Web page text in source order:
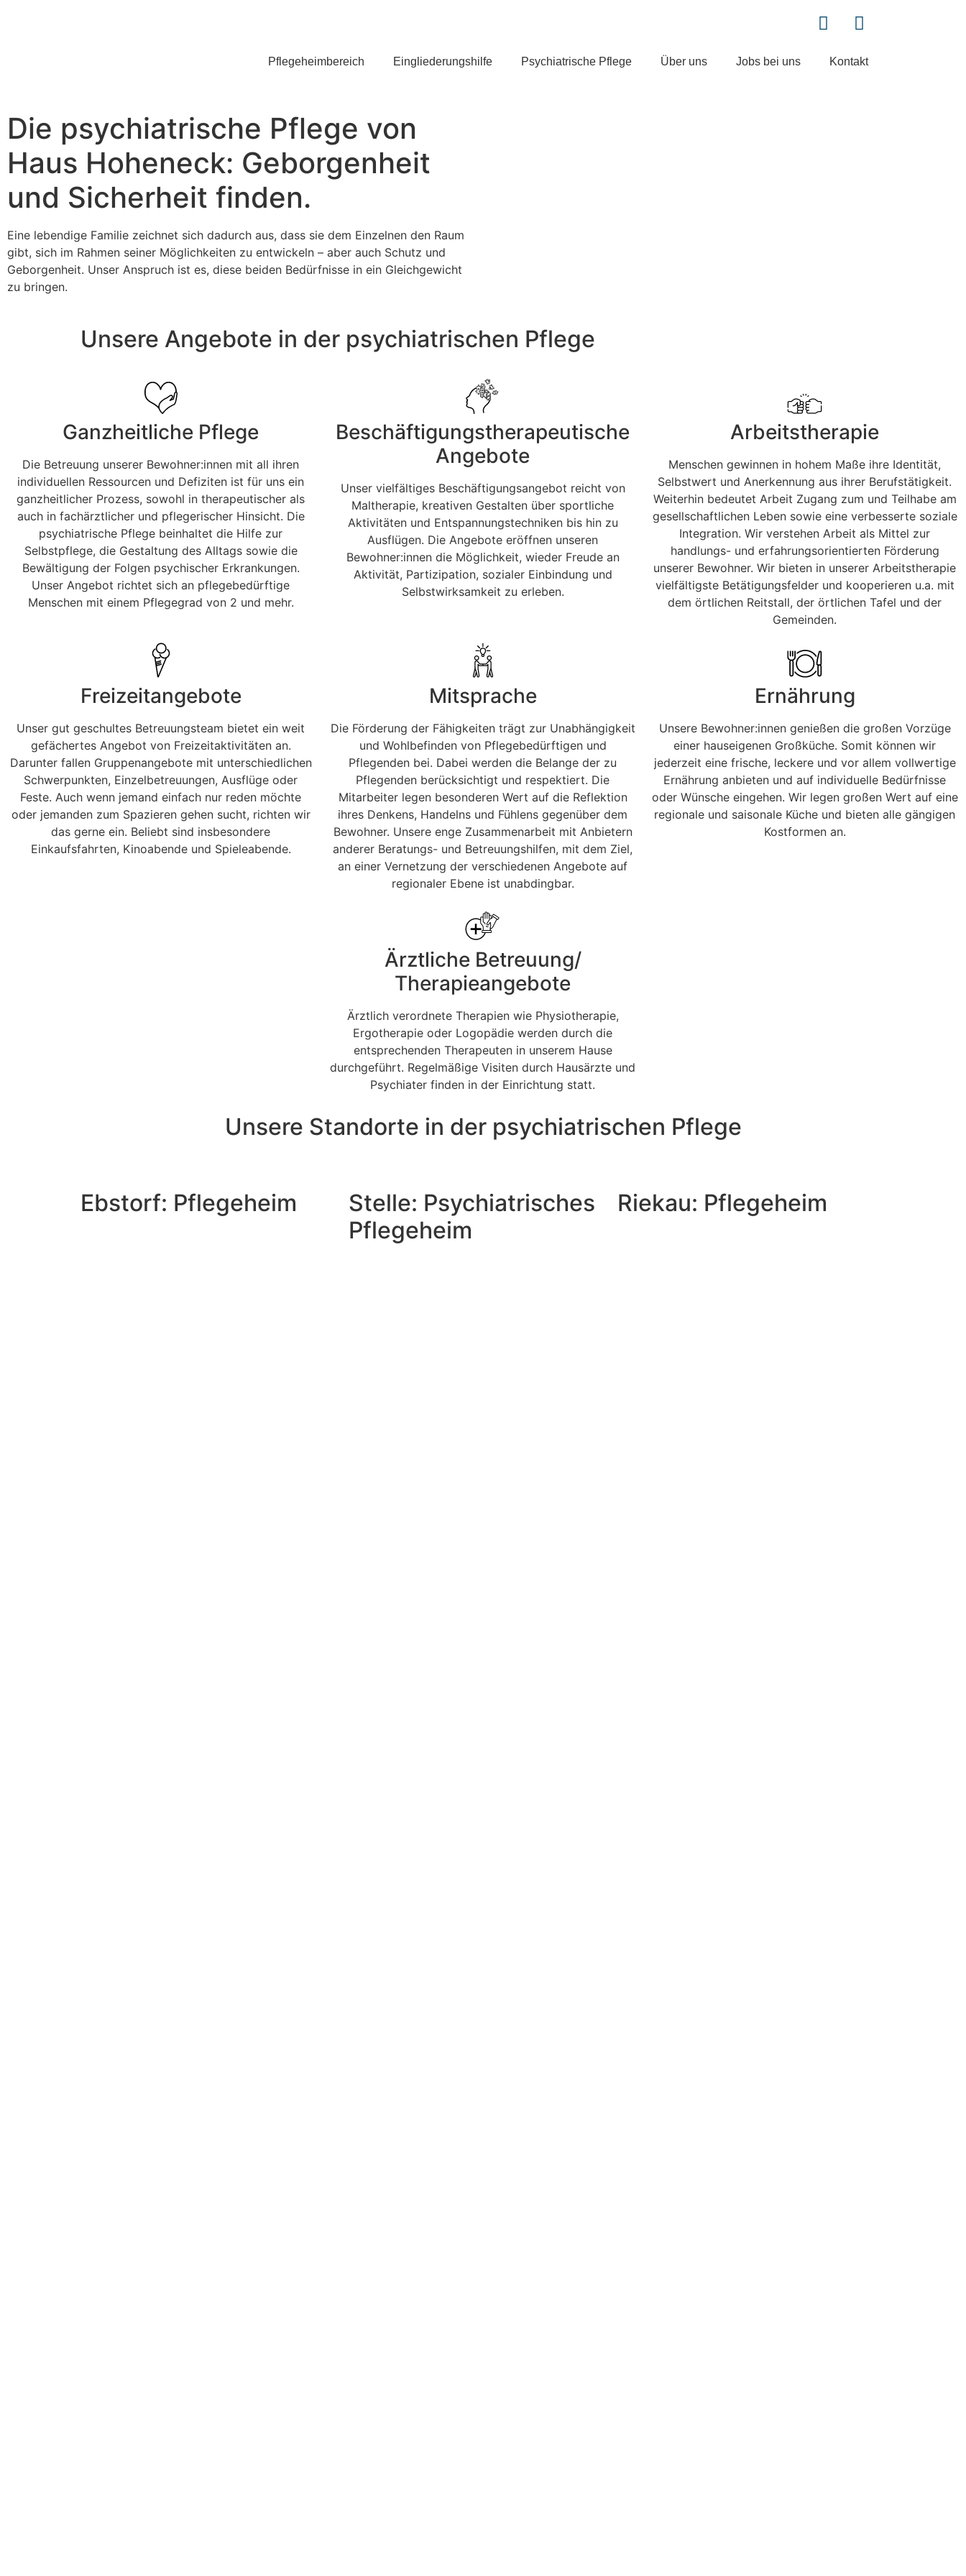
Pflegeheimbereich Eingliederungshilfe Psychiatrische Pflege Über uns Jobs bei uns Kontakt
Die psychiatrische Pflege von
Haus Hoheneck: Geborgenheit
und Sicherheit finden.
Eine lebendige Familie zeichnet sich dadurch aus, dass sie dem Einzelnen den Raum
gibt, sich im Rahmen seiner Möglichkeiten zu entwickeln – aber auch Schutz und
Geborgenheit. Unser Anspruch ist es, diese beiden Bedürfnisse in ein Gleichgewicht
zu bringen.
Unsere Angebote in der psychiatrischen Pflege
Ganzheitliche Pflege
Die Betreuung unserer Bewohner:innen mit all ihren
individuellen Ressourcen und Defiziten ist für uns ein
ganzheitlicher Prozess, sowohl in therapeutischer als
auch in fachärztlicher und pflegerischer Hinsicht. Die
psychiatrische Pflege beinhaltet die Hilfe zur
Selbstpflege, die Gestaltung des Alltags sowie die
Bewältigung der Folgen psychischer Erkrankungen.
Unser Angebot richtet sich an pflegebedürftige
Menschen mit einem Pflegegrad von 2 und mehr.
Beschäftigungs­thera­peutische
Angebote
Unser vielfältiges Beschäftigungsangebot reicht von
Maltherapie, kreativen Gestalten über sportliche
Aktivitäten und Entspannungstechniken bis hin zu
Ausflügen. Die Angebote eröffnen unseren
Bewohner:innen die Möglichkeit, wieder Freude an
Aktivität, Partizipation, sozialer Einbindung und
Selbstwirksamkeit zu erleben.
Arbeitstherapie
Menschen gewinnen in hohem Maße ihre Identität,
Selbstwert und Anerkennung aus ihrer Berufstätigkeit.
Weiterhin bedeutet Arbeit Zugang zum und Teilhabe am
gesellschaftlichen Leben sowie eine verbesserte soziale
Integration. Wir verstehen Arbeit als Mittel zur
handlungs- und erfahrungsorientierten Förderung
unserer Bewohner. Wir bieten in unserer Arbeitstherapie
vielfältigste Betätigungsfelder und kooperieren u.a. mit
dem örtlichen Reitstall, der örtlichen Tafel und der
Gemeinden.
Freizeitangebote
Unser gut geschultes Betreuungsteam bietet ein weit
gefächertes Angebot von Freizeitaktivitäten an.
Darunter fallen Gruppenangebote mit unterschiedlichen
Schwerpunkten, Einzelbetreuungen, Ausflüge oder
Feste. Auch wenn jemand einfach nur reden möchte
oder jemanden zum Spazieren gehen sucht, richten wir
das gerne ein. Beliebt sind insbesondere
Einkaufsfahrten, Kinoabende und Spieleabende.
Mitsprache
Die Förderung der Fähigkeiten trägt zur Unabhängigkeit
und Wohlbefinden von Pflegebedürftigen und
Pflegenden bei. Dabei werden die Belange der zu
Pflegenden berücksichtigt und respektiert. Die
Mitarbeiter legen besonderen Wert auf die Reflektion
ihres Denkens, Handelns und Fühlens gegenüber dem
Bewohner. Unsere enge Zusammenarbeit mit Anbietern
anderer Beratungs- und Betreuungshilfen, mit dem Ziel,
an einer Vernetzung der verschiedenen Angebote auf
regionaler Ebene ist unabdingbar.
Ernährung
Unsere Bewohner:innen genießen die großen Vorzüge
einer hauseigenen Großküche. Somit können wir
jederzeit eine frische, leckere und vor allem vollwertige
Ernährung anbieten und auf individuelle Bedürfnisse
oder Wünsche eingehen. Wir legen großen Wert auf eine
regionale und saisonale Küche und bieten alle gängigen
Kostformen an.
Ärztliche Betreuung/
Therapieangebote
Ärztlich verordnete Therapien wie Physiotherapie,
Ergotherapie oder Logopädie werden durch die
entsprechenden Therapeuten in unserem Hause
durchgeführt. Regelmäßige Visiten durch Hausärzte und
Psychiater finden in der Einrichtung statt.
Unsere Standorte in der psychiatrischen Pflege
Ebstorf: Pflegeheim
Stelle: Psychiatrisches
Pflegeheim
Riekau: Pflegeheim